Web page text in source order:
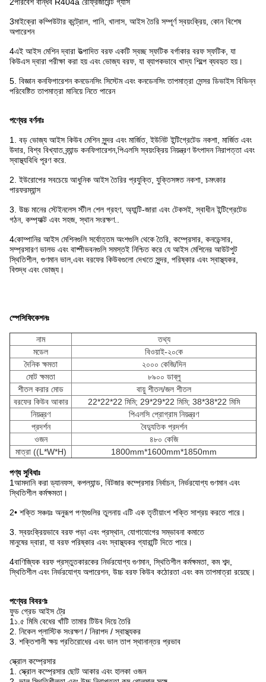
3মাইক্রো কম্পিউটার কন্ট্রোল, পানি, খালাস, আইস তৈরি সম্পূর্ণ স্বয়ংক্রিয়, কোন বিশেষ
অপারেশন
4এই আইস মেশিন দ্বারা উত্পাদিত বরফ একটি স্বচ্ছ স্ফটিক বর্গাকার বরফ স্ফটিক, যা
কিউএস দ্বারা পরীক্ষা করা হয় এবং ভোজ্য বরফ, যা ব্যাপকভাবে খাদ্য শিল্পে ব্যবহৃত হয়।
5. বিজ্ঞান কনফিগারেশন কনডেনসিং সিস্টেম এবং কনডেনসিং তাপমাত্রা সেন্সর ডিভাইস বিভিন্ন
পরিবেষ্টিত তাপমাত্রা মানিয়ে নিতে পারেন
পণ্যের বর্ণনাঃ
1. বড় ভোজ্য আইস কিউব মেশিন সুন্দর এবং মার্জিত, ইউনিট ইন্টিগ্রেটেড নকশা, মার্জিত এবং
উদার, বিশ্ব বিখ্যাত ব্র্যান্ড কনফিগারেশন,পিএলসি স্বয়ংক্রিয় নিয়ন্ত্রণ উৎপাদন নিরাপত্তা এবং
স্বাস্থ্যবিধি পূরণ করে.
2. ইউরোপের সবচেয়ে আধুনিক আইস তৈরির প্রযুক্তি, যুক্তিসঙ্গত নকশা, চমৎকার
পারফরম্যান্স
3. উচ্চ মানের স্টেইনলেস স্টীল শেল গ্রহণ, অ্যান্টি-জারা এবং টেকসই, স্বাধীন ইন্টিগ্রেটেড
গঠন, কম্প্যাক্ট এবং সহজ, স্থান সংরক্ষণ..
4কোম্পানির আইস মেশিনগুলি সর্বোত্তম অংশগুলি থেকে তৈরি, কম্প্রেসার, কনডেন্সার,
সম্প্রসারণ ভালভ এবং বাষ্পীভবনগুলি সমস্তই নিশ্চিত করে যে আইস মেশিনের আউটপুট
স্থিতিশীল, গুণমান ভাল,এবং বরফের কিউবগুলো দেখতে সুন্দর, পরিষ্কার এবং স্বাস্থ্যকর,
বিশুদ্ধ এবং ভোজ্য।
স্পেসিফিকেশনঃ
নাম
তথ্য
মডেল
বিওয়াই-২০কে
দৈনিক ক্ষমতা
২০০০ কেজি/দিন
মোট ক্ষমতা
৮৯০০ ডাব্লু
শীতল করার মোড
বায়ু শীতল/জল শীতল
বরফের কিউব আকার
22*22*22 মিমি; 29*29*22 মিমি; 38*38*22 মিমি
নিয়ন্ত্রণ
পিএলসি প্রোগ্রাম নিয়ন্ত্রণ
প্রদর্শন
বৈদ্যুতিক প্রদর্শন
ওজন
৪৮০ কেজি
মাত্রা ((L*W*H)
1800mm*1600mm*1850mm
পণ্য সুবিধাঃ
1আমদানি করা ড্যানফস, কপল্যান্ড, বিটজার কম্প্রেসার নির্বাচন, নির্ভরযোগ্য গুণমান এবং
স্থিতিশীল কর্মক্ষমতা।
2• শক্তি সঞ্চয়ঃ অনুরূপ পণ্যগুলির তুলনায় এটি এক তৃতীয়াংশ শক্তি সাশ্রয় করতে পারে।
3. স্বয়ংক্রিয়ভাবে বরফ পড়া এবং প্রস্থান, যোগাযোগের সম্ভাবনা কমাতে
মানুষের দ্বারা, যা বরফ পরিষ্কার এবং স্বাস্থ্যকর গ্যারান্টি দিতে পারে।
4বাণিজ্যিক বরফ প্রস্তুতকারকের নির্ভরযোগ্য গুণমান, স্থিতিশীল কর্মক্ষমতা, কম শব্দ,
স্থিতিশীল এবং নির্ভরযোগ্য অপারেশন, উচ্চ বরফ কিউব কঠোরতা এবং কম তাপমাত্রা রয়েছে।
পণ্যের বিবরণঃ
ফুড গ্রেড আইস ট্রে
1১.৫ মিমি বেধের খাঁটি তামার টিউব দিয়ে তৈরি
2. নিকেল প্লাস্টিক সংরক্ষণ / নিরাপদ / স্বাস্থ্যকর
3. শক্তিশালী ক্ষয় প্রতিরোধের এবং ভাল তাপ স্থানান্তর প্রভাব
স্ক্রোল কম্প্রেসার
1. স্ক্রোল কম্প্রেসার ছোট আকার এবং হালকা ওজন